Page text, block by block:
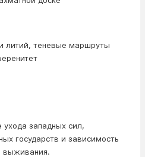
литий, теневые маршруты
ухода западных сил,
государств и зависимость
выживания.